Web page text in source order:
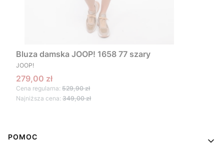
Bluza damska JOOP! 1658 77 szary
PRODUCENT
JOOP!
Cena promocyjna
279,00 zł
Cena regularna: 529,90 zł
Najniższa cena: 349,00 zł
Linki w stopce
POMOC